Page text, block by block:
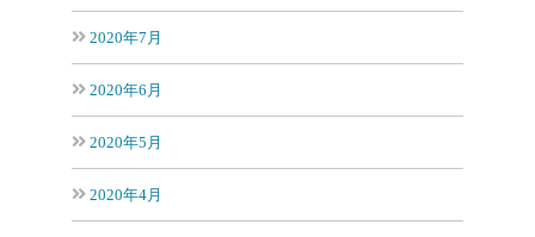
2020年7月
2020年6月
2020年5月
2020年4月